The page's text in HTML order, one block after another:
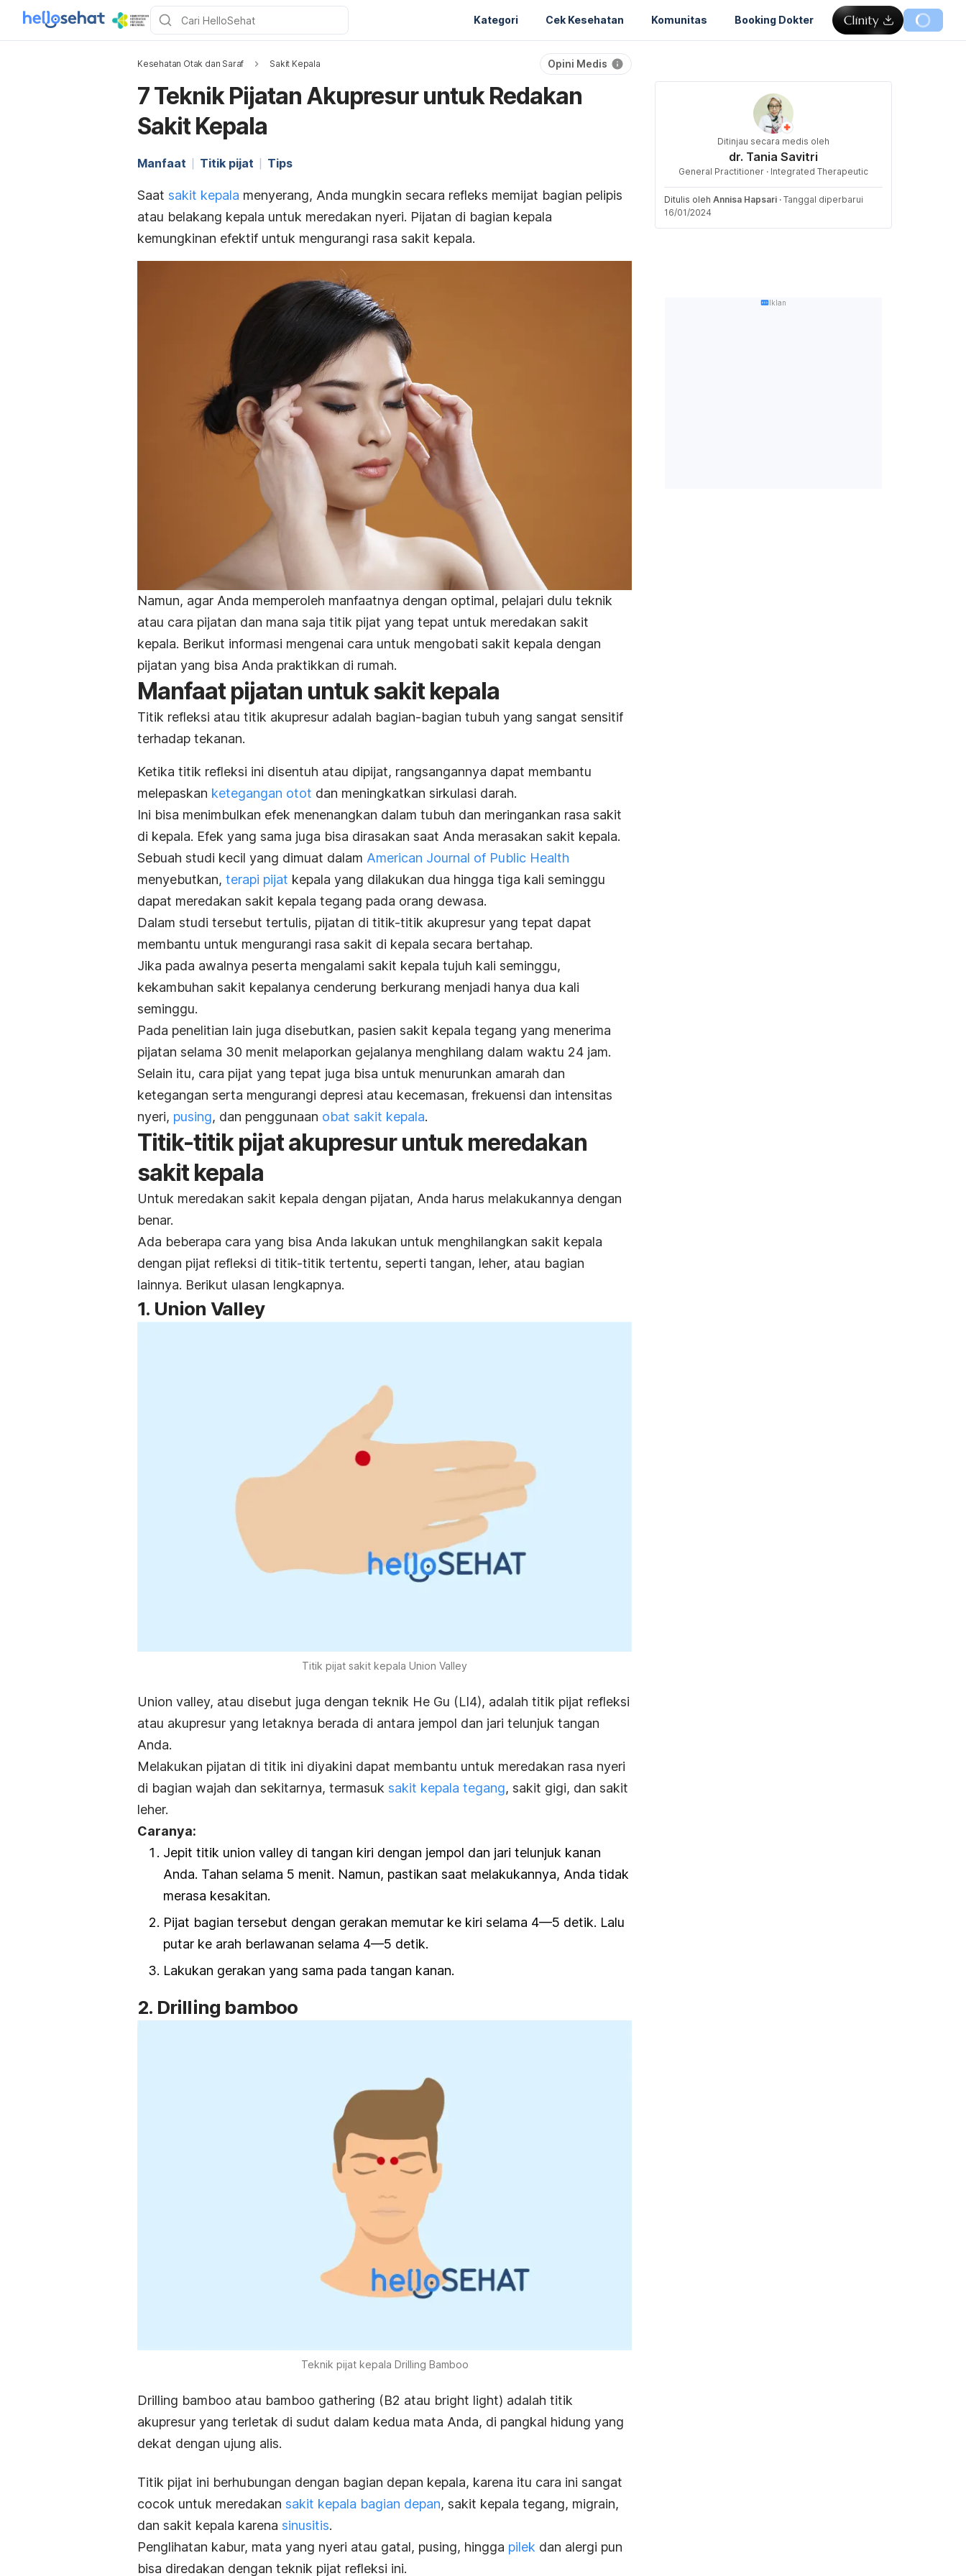
Kategori Cek Kesehatan Komunitas Booking Dokter
Kesehatan Otak dan Saraf Sakit Kepala Opini Medis
7 Teknik Pijatan Akupresur untuk Redakan
Sakit Kepala
Manfaat Titik pijat Tips
Saat sakit kepala menyerang, Anda mungkin secara refleks memijat bagian pelipis
atau belakang kepala untuk meredakan nyeri. Pijatan di bagian kepala
kemungkinan efektif untuk mengurangi rasa sakit kepala.
Namun, agar Anda memperoleh manfaatnya dengan optimal, pelajari dulu teknik
atau cara pijatan dan mana saja titik pijat yang tepat untuk meredakan sakit
kepala. Berikut informasi mengenai cara untuk mengobati sakit kepala dengan
pijatan yang bisa Anda praktikkan di rumah.
Manfaat pijatan untuk sakit kepala
Titik refleksi atau titik akupresur adalah bagian-bagian tubuh yang sangat sensitif
terhadap tekanan.
Ketika titik refleksi ini disentuh atau dipijat, rangsangannya dapat membantu
melepaskan ketegangan otot dan meningkatkan sirkulasi darah.
Ini bisa menimbulkan efek menenangkan dalam tubuh dan meringankan rasa sakit
di kepala. Efek yang sama juga bisa dirasakan saat Anda merasakan sakit kepala.
Sebuah studi kecil yang dimuat dalam American Journal of Public Health
menyebutkan, terapi pijat kepala yang dilakukan dua hingga tiga kali seminggu
dapat meredakan sakit kepala tegang pada orang dewasa.
Dalam studi tersebut tertulis, pijatan di titik-titik akupresur yang tepat dapat
membantu untuk mengurangi rasa sakit di kepala secara bertahap.
Jika pada awalnya peserta mengalami sakit kepala tujuh kali seminggu,
kekambuhan sakit kepalanya cenderung berkurang menjadi hanya dua kali
seminggu.
Pada penelitian lain juga disebutkan, pasien sakit kepala tegang yang menerima
pijatan selama 30 menit melaporkan gejalanya menghilang dalam waktu 24 jam.
Selain itu, cara pijat yang tepat juga bisa untuk menurunkan amarah dan
ketegangan serta mengurangi depresi atau kecemasan, frekuensi dan intensitas
nyeri, pusing, dan penggunaan obat sakit kepala.
Titik-titik pijat akupresur untuk meredakan
sakit kepala
Untuk meredakan sakit kepala dengan pijatan, Anda harus melakukannya dengan
benar.
Ada beberapa cara yang bisa Anda lakukan untuk menghilangkan sakit kepala
dengan pijat refleksi di titik-titik tertentu, seperti tangan, leher, atau bagian
lainnya. Berikut ulasan lengkapnya.
1. Union Valley
Titik pijat sakit kepala Union Valley
Union valley, atau disebut juga dengan teknik He Gu (LI4), adalah titik pijat refleksi
atau akupresur yang letaknya berada di antara jempol dan jari telunjuk tangan
Anda.
Melakukan pijatan di titik ini diyakini dapat membantu untuk meredakan rasa nyeri
di bagian wajah dan sekitarnya, termasuk sakit kepala tegang, sakit gigi, dan sakit
leher.
Caranya:
Jepit titik union valley di tangan kiri dengan jempol dan jari telunjuk kanan
Anda. Tahan selama 5 menit. Namun, pastikan saat melakukannya, Anda tidak
merasa kesakitan.
Pijat bagian tersebut dengan gerakan memutar ke kiri selama 4—5 detik. Lalu
putar ke arah berlawanan selama 4—5 detik.
Lakukan gerakan yang sama pada tangan kanan.
2. Drilling bamboo
Teknik pijat kepala Drilling Bamboo
Drilling bamboo atau bamboo gathering (B2 atau bright light) adalah titik
akupresur yang terletak di sudut dalam kedua mata Anda, di pangkal hidung yang
dekat dengan ujung alis.
Titik pijat ini berhubungan dengan bagian depan kepala, karena itu cara ini sangat
cocok untuk meredakan sakit kepala bagian depan, sakit kepala tegang, migrain,
dan sakit kepala karena sinusitis.
Penglihatan kabur, mata yang nyeri atau gatal, pusing, hingga pilek dan alergi pun
bisa diredakan dengan teknik pijat refleksi ini.
Ditinjau secara medis oleh
dr. Tania Savitri
General Practitioner · Integrated Therapeutic
Ditulis oleh Annisa Hapsari · Tanggal diperbarui
16/01/2024
Iklan